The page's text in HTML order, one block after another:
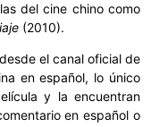
del cine chino como
(2010).
el canal oficial de
en español, lo único
y la encuentran
en español o